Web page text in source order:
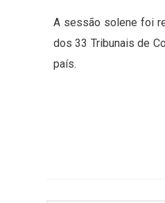
A sessão solene foi
dos 33 Tribunais de
país.